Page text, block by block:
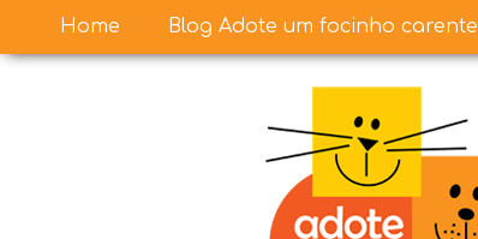
Home Blog Adote um focinho carente